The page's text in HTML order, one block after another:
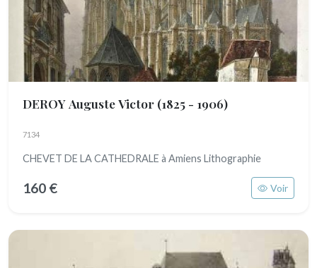
DEROY Auguste Victor (1825 - 1906)
7134
CHEVET DE LA CATHEDRALE à Amiens Lithographie
160 € Voir